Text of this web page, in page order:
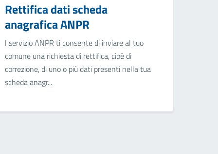
Rettifica dati scheda
anagrafica ANPR
l servizio ANPR ti consente di inviare al tuo
comune una richiesta di rettifica, cioè di
correzione, di uno o più dati presenti nella tua
scheda anagr...